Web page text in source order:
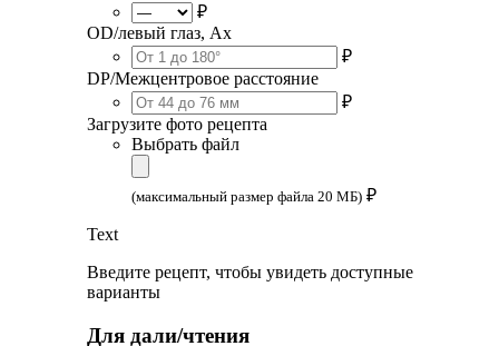
₽
OD/левый глаз, Ax
₽
DP/Межцентровое расстояние
₽
Загрузите фото рецепта
Выбрать файл
(максимальный размер файла 20 МБ) ₽
Text
Введите рецепт, чтобы увидеть доступные
варианты
Для дали/чтения